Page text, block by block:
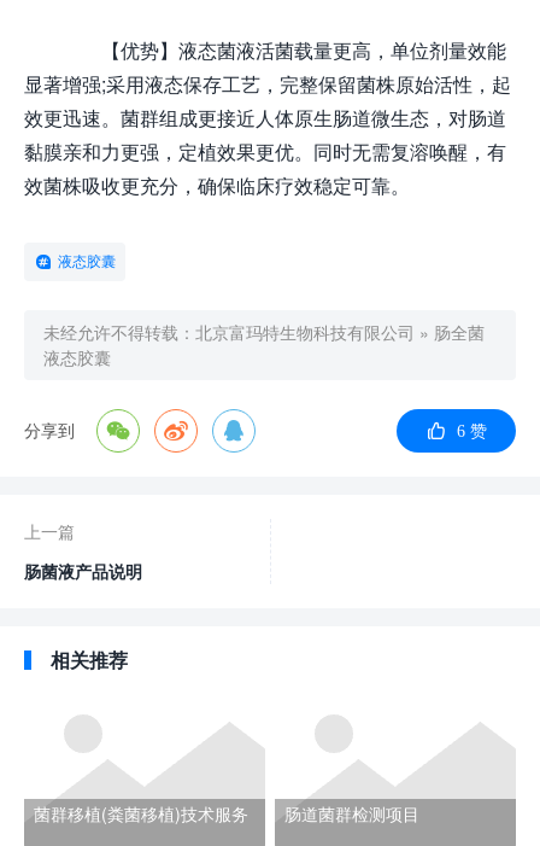
【优势】液态菌液活菌载量更高，单位剂量效能
显著增强;采用液态保存工艺，完整保留菌株原始活性，起
效更迅速。菌群组成更接近人体原生肠道微生态，对肠道
黏膜亲和力更强，定植效果更优。同时无需复溶唤醒，有
效菌株吸收更充分，确保临床疗效稳定可靠。
液态胶囊
未经允许不得转载： 北京富玛特生物科技有限公司 » 肠全菌
液态胶囊
分享到 6 赞
上一篇
肠菌液产品说明
相关推荐
菌群移植(粪菌移植)技术服务 肠道菌群检测项目